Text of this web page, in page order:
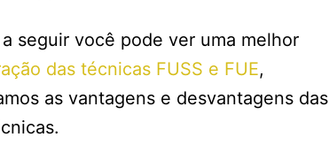
seguir você pode ver uma melhor
das técnicas FUSS e FUE,
as vantagens e desvantagens das